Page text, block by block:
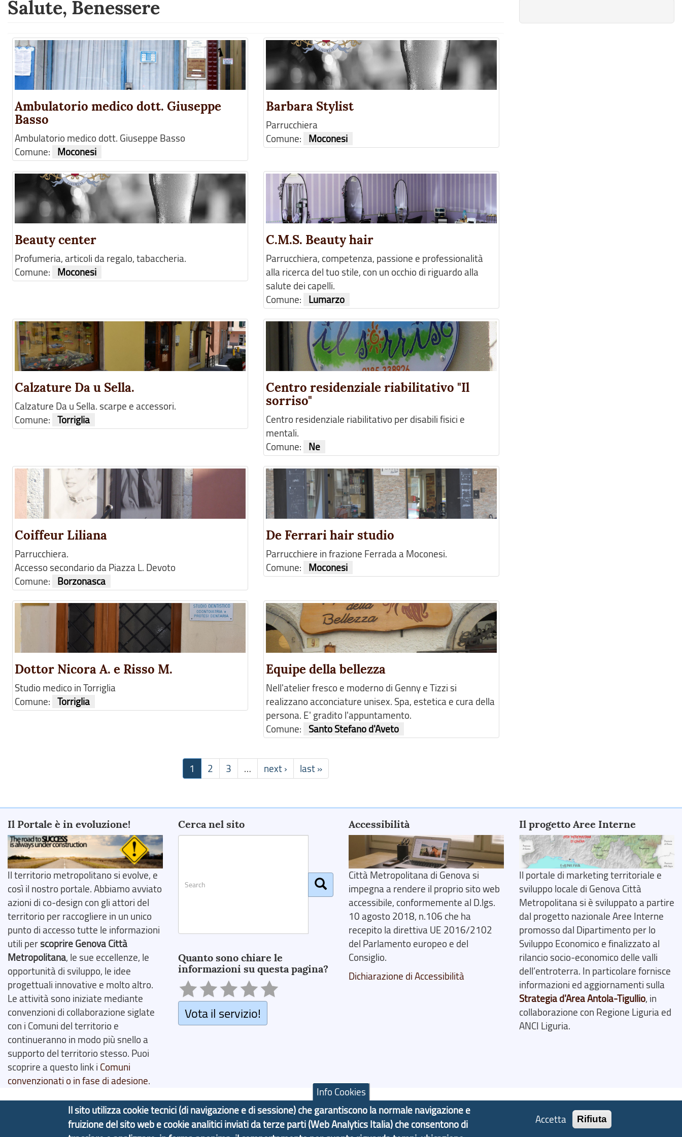
Salute, Benessere
Ambulatorio medico dott. Giuseppe
Basso
Ambulatorio medico dott. Giuseppe Basso
Comune:
Moconesi
Barbara Stylist
Parrucchiera
Comune:
Moconesi
Beauty center
Profumeria, articoli da regalo, tabaccheria.
Comune:
Moconesi
C.M.S. Beauty hair
Parrucchiera, competenza, passione e professionalità
alla ricerca del tuo stile, con un occhio di riguardo alla
salute dei capelli.
Comune:
Lumarzo
Calzature Da u Sella.
Calzature Da u Sella. scarpe e accessori.
Comune: Torriglia
Centro residenziale riabilitativo "Il
sorriso"
Centro residenziale riabilitativo per disabili fisici e
mentali.
Comune:
Ne
Coiffeur Liliana
Parrucchiera.
Accesso secondario da Piazza L. Devoto
Comune:
Borzonasca
De Ferrari hair studio
Parrucchiere in frazione Ferrada a Moconesi.
Comune:
Moconesi
Dottor Nicora A. e Risso M.
Studio medico in Torriglia
Comune: Torriglia
Equipe della bellezza
Nell'atelier fresco e moderno di Genny e Tizzi si
realizzano acconciature unisex. Spa, estetica e cura della
persona. E' gradito l'appuntamento.
Comune:
Santo Stefano d'Aveto
1 2 3 … next › last »
Il Portale è in evoluzione!
Il territorio metropolitano si evolve, e
così il nostro portale. Abbiamo avviato
azioni di co-design con gli attori del
territorio per raccogliere in un unico
punto di accesso tutte le informazioni
utili perscoprire Genova Città
Metropolitana, le sue eccellenze, le
opportunità di sviluppo, le idee
progettuali innovative e molto altro.
Le attività sono iniziate mediante
convenzioni di collaborazione siglate
con i Comuni del territorio e
continueranno in modo più snello a
supporto del territorio stesso. Puoi
scoprire a questo link i Comuni
convenzionati o in fase di adesione.
Cerca nel sito
Quanto sono chiare le
informazioni su questa pagina?
Vota il servizio!
Accessibilità
Città Metropolitana di Genova si
impegna a rendere il proprio sito web
accessibile, conformemente al D.lgs.
10 agosto 2018, n.106 che ha
recepito la direttiva UE 2016/2102
del Parlamento europeo e del
Consiglio.
Dichiarazione di Accessibilità
Il progetto Aree Interne
Il portale di marketing territoriale e
sviluppo locale di Genova Città
Metropolitana si è sviluppato a partire
dal progetto nazionale Aree Interne
promosso dal Dipartimento per lo
Sviluppo Economico e finalizzato al
rilancio socio-economico delle valli
dell’entroterra. In particolare fornisce
informazioni ed aggiornamenti sulla
Strategia d'Area Antola-Tigullio, in
collaborazione con Regione Liguria ed
ANCI Liguria.
Info Cookies
Il sito utilizza cookie tecnici (di navigazione e di sessione) che garantiscono la normale navigazione e
fruizione del sito web e cookie analitici inviati da terze parti (Web Analytics Italia) che consentono di
Accetta Rifiuta